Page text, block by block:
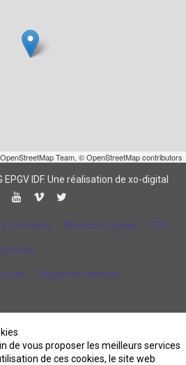
Team, © OpenStreetMap contributors
IDF. Une réalisation de xo-digital
formation Mentions légales CGV
Règlement intérieur
de vous proposer les meilleurs services
de ces cookies, le site web